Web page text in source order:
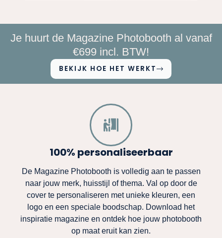
Je huurt de Magazine Photobooth al vanaf
€699 incl. BTW!
BEKIJK HOE HET WERKT
100% personaliseerbaar
De Magazine Photobooth is volledig aan te passen
naar jouw merk, huisstijl of thema. Val op door de
cover te personaliseren met unieke kleuren, een
logo en een speciale boodschap. Download het
inspiratie magazine en ontdek hoe jouw photobooth
op maat eruit kan zien.